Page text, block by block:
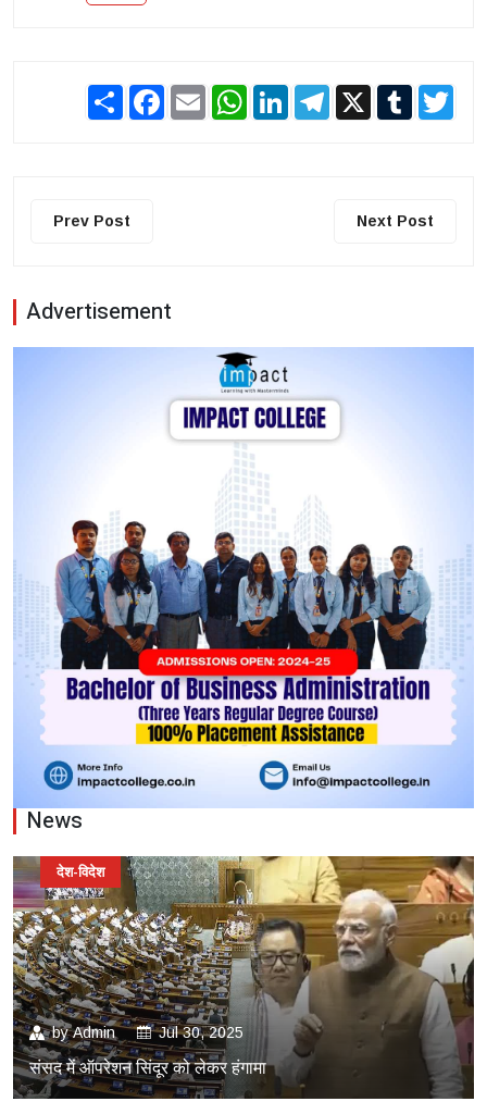
Share Facebook
Email WhatsAppLinkedInTelegram
X Tumblr
Prev Post Next Post
Advertisement
News
byAdmin Jul 30, 2025
संसद में ऑपरेशन सिंदूर को लेकर हंगामा
देश-विदेश